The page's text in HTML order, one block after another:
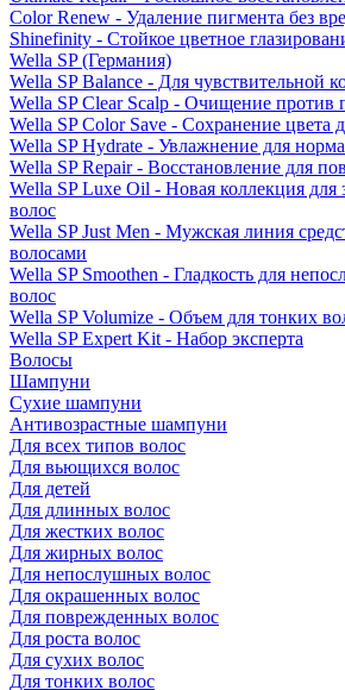
Color Renew - Удаление пигмента без
Shinefinity - Стойкое цветное
Wella SP (Германия)
Wella SP Balance - Для чувствительной
Wella SP Clear Scalp - Очищение против
Wella SP Color Save - Сохранение цвета
Wella SP Hydrate - Увлажнение для
Wella SP Repair - Восстановление для
Wella SP Luxe Oil - Новая коллекция для
волос
Wella SP Just Men - Мужская линия
волосами
Wella SP Smoothen - Гладкость для
волос
Wella SP Volumize - Объем для тонких
Wella SP Expert Kit - Набор эксперта
Волосы
Шампуни
Сухие шампуни
Антивозрастные шампуни
Для всех типов волос
Для вьющихся волос
Для детей
Для длинных волос
Для жестких волос
Для жирных волос
Для непослушных волос
Для окрашенных волос
Для поврежденных волос
Для роста волос
Для сухих волос
Для тонких волос